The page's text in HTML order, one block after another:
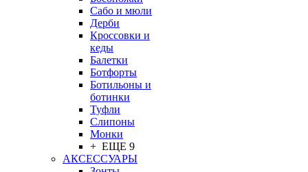
Сабо и мюли
Дерби
Кроссовки и
кеды
Балетки
Ботфорты
Ботильоны и
ботинки
Туфли
Слипоны
Монки
+ ЕЩЕ 9
АКСЕССУАРЫ